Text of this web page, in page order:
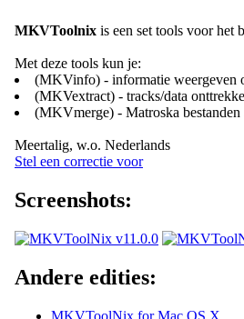
MKVToolnix is een set tools voor het
Met deze tools kun je:
(MKVinfo) - informatie weergeven
(MKVextract) - tracks/data
(MKVmerge) - Matroska bestanden
Meertalig, w.o. Nederlands
Stel een correctie voor
Screenshots:
Andere edities:
MKVToolNix for Mac OS X